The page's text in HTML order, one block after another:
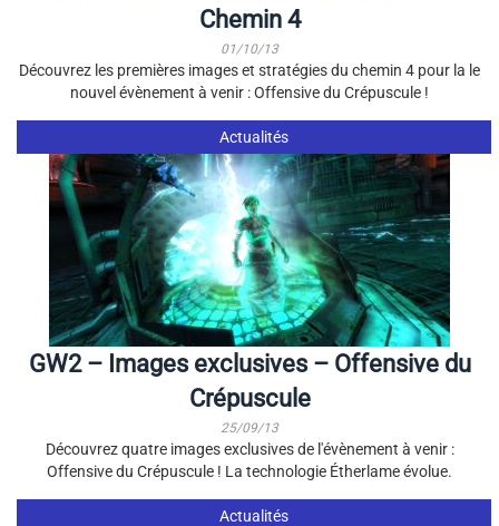
Chemin 4
01/10/13
Découvrez les premières images et stratégies du chemin 4 pour la le
nouvel évènement à venir : Offensive du Crépuscule !
Actualités
GW2 – Images exclusives – Offensive du
Crépuscule
25/09/13
Découvrez quatre images exclusives de l'évènement à venir :
Offensive du Crépuscule ! La technologie Étherlame évolue.
Actualités